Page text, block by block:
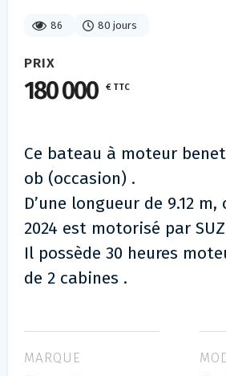
86 80 jours
PRIX
180 000 € TTC
Ce bateau à moteur
ob (occasion) .
D’une longueur de 9.12 m,
2024 est motorisé par
Il possède 30 heures
de 2 cabines .
MARQUE